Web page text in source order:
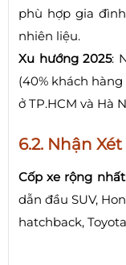
phù hợp gia
nhiên liệu.
Xu hướng 2025:
(40% khách
ở TP.HCM và Hà
6.2. Nhận Xét
Cốp xe rộng nhất
dẫn đầu SUV,
hatchback,